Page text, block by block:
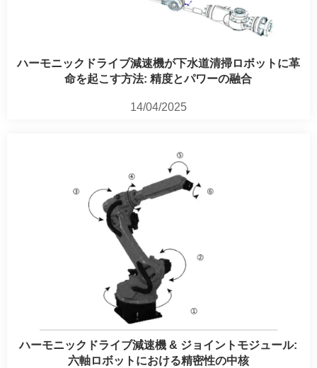
ハーモニックドライブ減速機が下水道清掃ロボットに革
命を起こす方法: 精度とパワーの融合
14/04/2025
ハーモニックドライブ減速機 & ジョイントモジュール:
六軸ロボットにおける精密性の中核